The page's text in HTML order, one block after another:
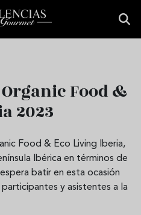
Food &
2023
Food & Eco Living Iberia,
Ibérica en términos de
batir en esta ocasión
y asistentes a la